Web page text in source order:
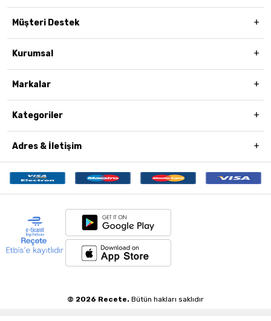
Müşteri Destek
Kurumsal
Markalar
Kategoriler
Adres & İletişim
© 2026 Recete. Bütün hakları saklıdır